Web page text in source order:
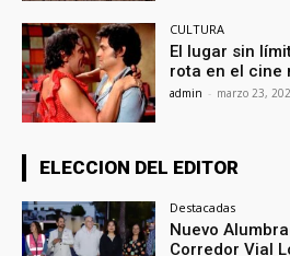
CULTURA
El lugar sin
rota en el cine
admin - marzo 23,
ELECCION DEL EDITOR
Destacadas
Nuevo
Corredor Vial